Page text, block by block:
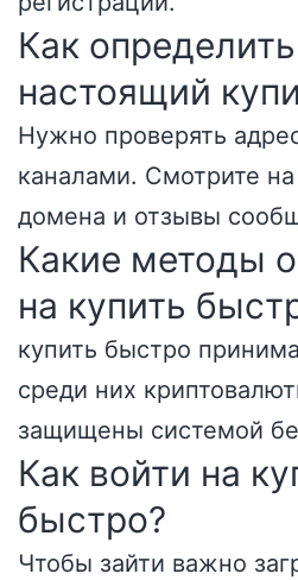
Как
настоящий
Нужно проверять
каналами. Смотрите
домена и отзывы
Какие методы
на купить
купить быстро
среди них
защищены системой
Как войти на
быстро?
Чтобы зайти важно